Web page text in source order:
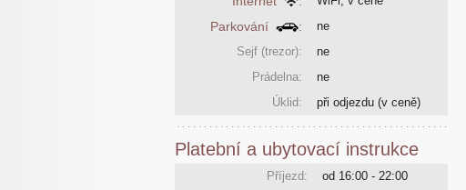
Parkování :
ne
Sejf (trezor):
ne
Prádelna:
ne
Úklid:
při odjezdu (v ceně)
Platební a ubytovací instrukce
Příjezd:
od 16:00 - 22:00